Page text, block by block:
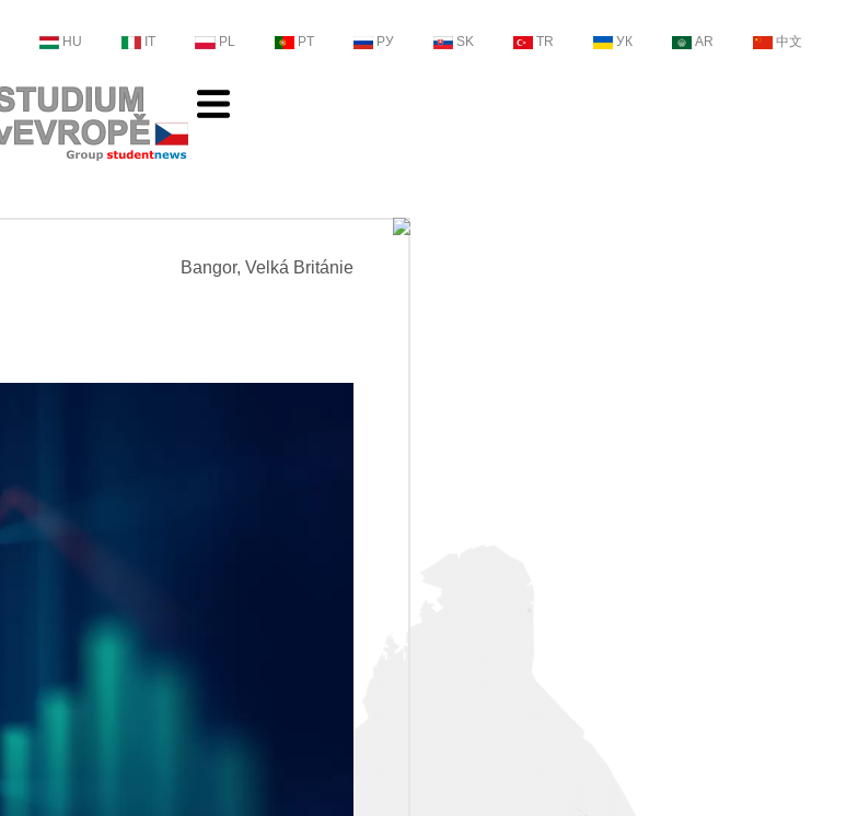
HU IT PL PT РУ SK TR УК AR 中文
Bangor, Velká Británie